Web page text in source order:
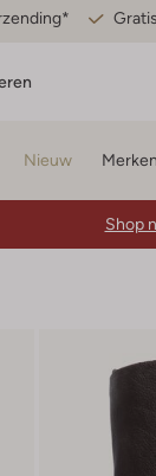
Nieuw Merken
Shop